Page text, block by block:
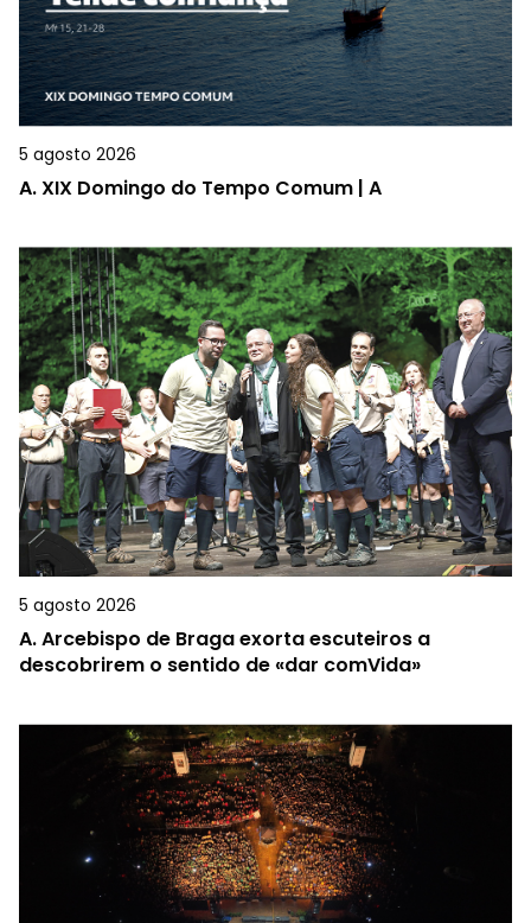
5 agosto 2026
A.XIX Domingo do Tempo Comum | A
5 agosto 2026
A.Arcebispo de Braga exorta escuteiros a
descobrirem o sentido de «dar comVida»